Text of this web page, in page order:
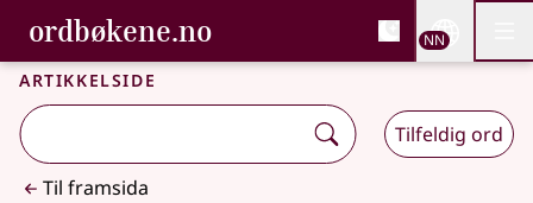
Gå til hovudinnhald
Tilgjenge
ordbøkene.no, Bokmålsordboka og
Bokmålsordboka og Nynorskordboka
NN
Artikkelside
Tilfeldig ord
Til framsida